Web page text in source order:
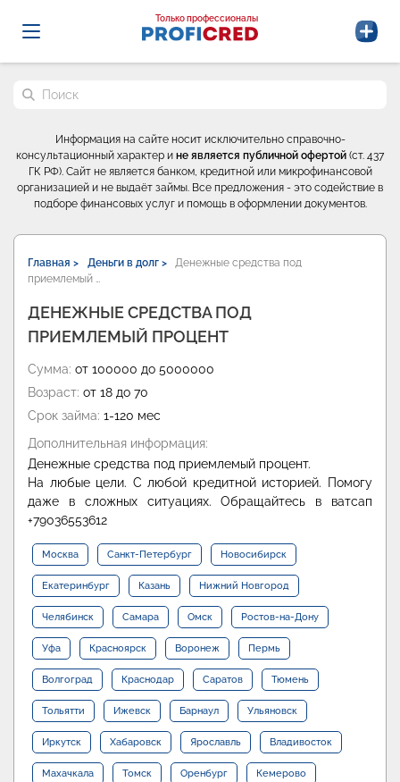
Probrokery - Только профессионалы
Только профессионалы
Поиск по сайту
Информация на сайте носит исключительно справочно-
консультационный характер и не является публичной офертой (ст. 437
ГК РФ). Сайт не является банком, кредитной или микрофинансовой
организацией и не выдаёт займы. Все предложения - это содействие в
подборе финансовых услуг и помощь в оформлении документов.
Главная > Деньги в долг >
Денежные средства под
приемлемый …
ДЕНЕЖНЫЕ СРЕДСТВА ПОД
ПРИЕМЛЕМЫЙ ПРОЦЕНТ
Сумма: от 100000 до 5000000
Возраст: от 18 до 70
Срок займа: 1-120 мес
Дополнительная информация:
Денежные средства под приемлемый процент.
На любые цели. С любой кредитной историей. Помогу
даже в сложных ситуациях. Обращайтесь в ватсап
+79036553612
Москва Санкт-Петербург Новосибирск
Екатеринбург Казань Нижний Новгород
Челябинск Самара Омск Ростов-на-Дону
Уфа Красноярск Воронеж Пермь
Волгоград Краснодар Саратов Тюмень
Тольятти Ижевск Барнаул Ульяновск
Иркутск Хабаровск Ярославль Владивосток
Махачкала Томск Оренбург Кемерово